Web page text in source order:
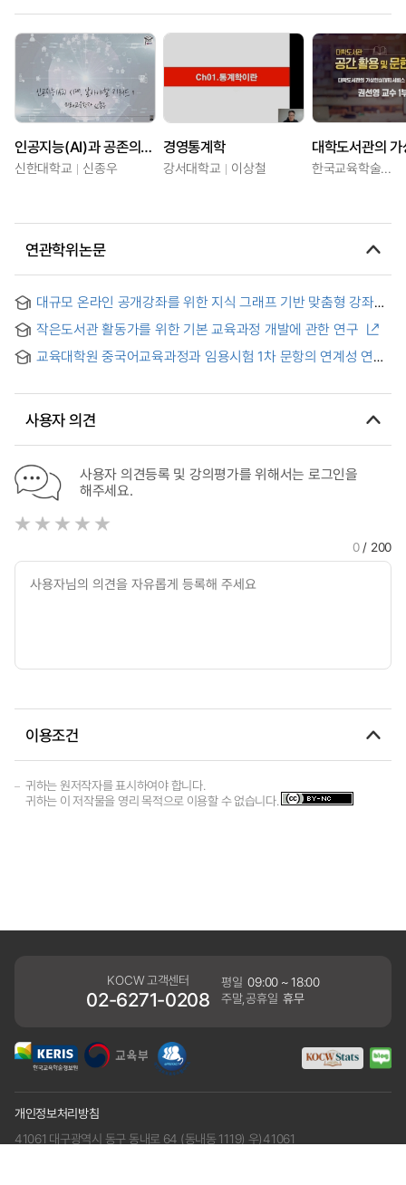
인공지능(AI)과 공존의 시대, 알아야할 키워드
신한대학교 신종우
경영통계학
강서대학교 이상철 한국교육학술정보원
연관학위논문
대규모 온라인 공개강좌를 위한 지식 그래프 기반 맞춤형 강좌
recommendation for MOOCs
작은도서관 활동가를 위한 기본 교육과정 개발에 관한 연구
교육대학원 중국어교육과정과 임용시험 1차 문항의 연계성 연구
사용자 의견
사용자 의견등록 및 강의평가를 위해서는 로그인을
해주세요.
0/ 200
이용조건
귀하는 원저작자를 표시하여야 합니다.
귀하는 이 저작물을 영리 목적으로 이용할 수 없습니다.
KOCW 고객센터
02-6271-0208
평일 09:00 ~ 18:00
주말,공휴일 휴무
개인정보처리방침
41061 대구광역시 동구 동내로 64 (동내동 1119) 우)41061